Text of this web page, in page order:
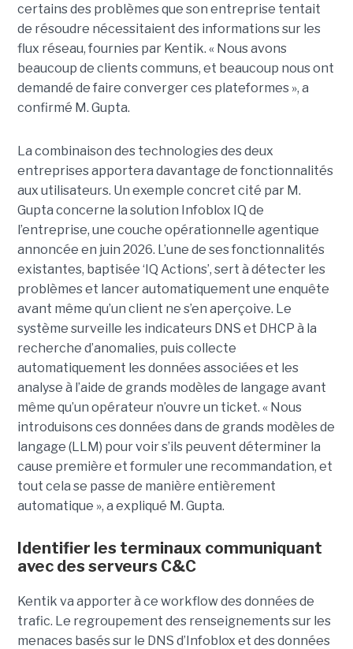
certains des problèmes que son entreprise tentait
de résoudre nécessitaient des informations sur les
flux réseau, fournies par Kentik. « Nous avons
beaucoup de clients communs, et beaucoup nous ont
demandé de faire converger ces plateformes », a
confirmé M. Gupta.
La combinaison des technologies des deux
entreprises apportera davantage de fonctionnalités
aux utilisateurs. Un exemple concret cité par M.
Gupta concerne la solution Infoblox IQ de
l’entreprise, une couche opérationnelle agentique
annoncée en juin 2026. L’une de ses fonctionnalités
existantes, baptisée ‘IQ Actions’, sert à détecter les
problèmes et lancer automatiquement une enquête
avant même qu’un client ne s’en aperçoive. Le
système surveille les indicateurs DNS et DHCP à la
recherche d’anomalies, puis collecte
automatiquement les données associées et les
analyse à l’aide de grands modèles de langage avant
même qu’un opérateur n’ouvre un ticket. « Nous
introduisons ces données dans de grands modèles de
langage (LLM) pour voir s’ils peuvent déterminer la
cause première et formuler une recommandation, et
tout cela se passe de manière entièrement
automatique », a expliqué M. Gupta.
Identifier les terminaux communiquant
avec des serveurs C&C
Kentik va apporter à ce workflow des données de
trafic. Le regroupement des renseignements sur les
menaces basés sur le DNS d’Infoblox et des données